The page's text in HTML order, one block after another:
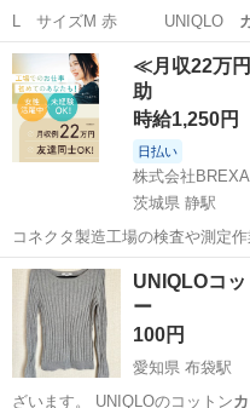
L サイズМ 赤 UNIQLO
UNIQLO…
岡山 岡山市 北長瀬駅
≪月収22万
助
時給1,250円
日払い
株式会社
茨城県 静駅
コネクタ製造工場の検査や測定
日128日★クリーンルーム内作業
★就業先食堂利用可！日払い制度あ
工場のお仕事 ◇コネクタ製造工...
茨城 常陸大宮市
UNIQLOコ
ー
100円
愛知県 布袋駅
ざいます。 UNIQLOのコットン